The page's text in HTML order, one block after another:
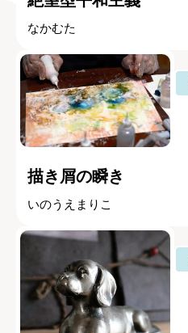
なかむた
描き屑の瞬き
いのうえまりこ